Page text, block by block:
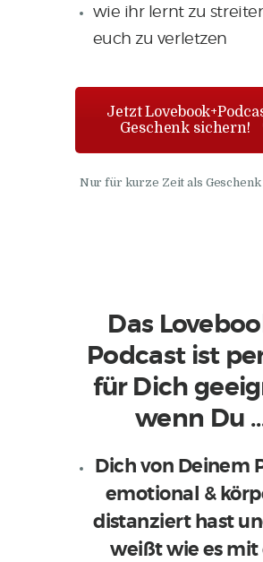
wie ihr lernt zu
euch zu verletzen
Jetzt
Geschenk sichern!
Nur für kurze Zeit als
Das
Podcast ist
für Dich
wenn Du
Dich von Deinem
emotional &
distanziert hast
weißt wie es mit